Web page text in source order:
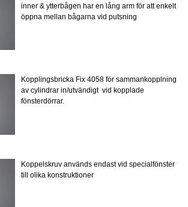
inner & ytterbågen har en lång arm för att enkelt
öppna mellan bågarna vid putsning
Kopplingsbricka Fix 4058 för sammankopplning
av cylindrar in/utvändigt vid kopplade
fönsterdörrar.
Koppelskruv används endast vid specialfönster
till olika konstruktioner